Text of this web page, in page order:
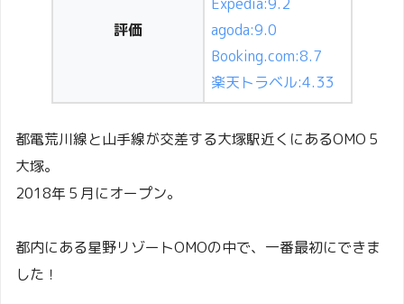
評価
agoda:9.0
Booking.com:8.7
楽天トラベル:4.33
都電荒川線と山手線が交差する大塚駅近くにあるOMO５
大塚。
2018年５月にオープン。
都内にある星野リゾートOMOの中で、一番最初にできま
した！